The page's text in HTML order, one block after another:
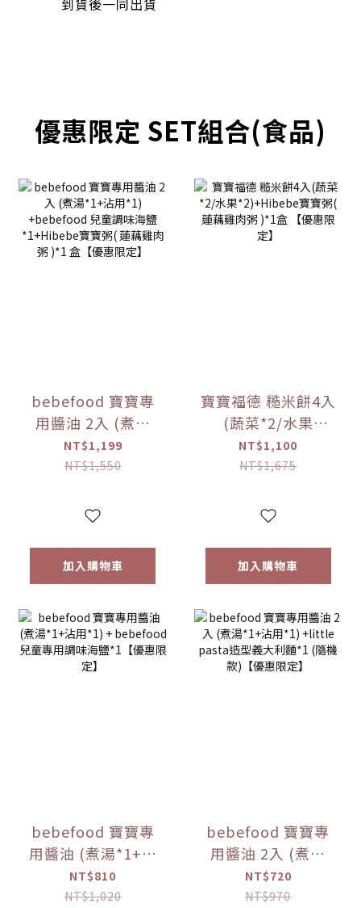
到貨後一同出貨
優惠限定 SET組合(食品)
bebefood 寶寶專
用醬油 2入 (煮湯
*1+沾用*1)
+bebefood 兒童調
寶寶粥( 蓮藕雞肉粥
NT$1,199
NT$1,550
加入購物車
寶寶福德 糙米餅4入
(蔬菜*2/水果
*2)+Hibebe寶寶粥
( 蓮藕雞肉粥 )*1盒
NT$1,100
NT$1,675
加入購物車
bebefood 寶寶專
用醬油 (煮湯*1+沾
用*1) + bebefood
兒童專用調味海鹽
NT$810
NT$1,020
bebefood 寶寶專
用醬油 2入 (煮湯
*1+沾用*1) +little
pasta造型義大利麵
NT$720
NT$970